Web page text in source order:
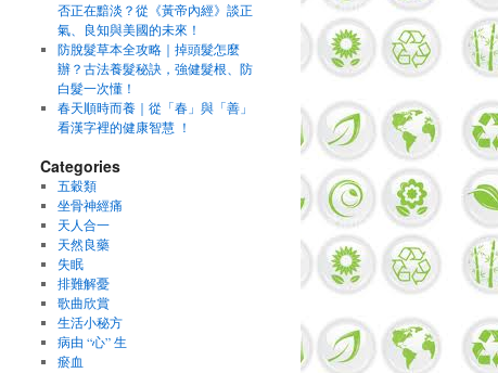
否正在黯淡？從《黃帝內經》談正
氣、良知與美國的未來！
防脫髮草本全攻略｜掉頭髮怎麼
辦？古法養髮秘訣，強健髮根、防
白髮一次懂！
春天順時而養｜從「春」與「善」
看漢字裡的健康智慧 ！
Categories
五穀類
坐骨神經痛
天人合一
天然良藥
失眠
排難解憂
歌曲欣賞
生活小秘方
病由 “心” 生
瘀血